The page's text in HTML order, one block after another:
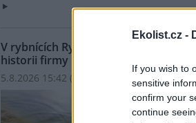
Ekolist.cz -
If you wish to
sensitive
confirm your
continue
V rybnících Rybářství Třeboň vyschla
historii firmy
5.8.2026 15:42 (
V